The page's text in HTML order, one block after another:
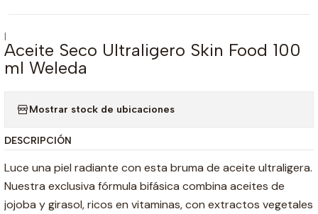
|
Aceite Seco Ultraligero Skin Food 100
ml Weleda
Mostrar stock de ubicaciones
DESCRIPCIÓN
Luce una piel radiante con esta bruma de aceite ultraligera.
Nuestra exclusiva fórmula bifásica combina aceites de
jojoba y girasol, ricos en vitaminas, con extractos vegetales